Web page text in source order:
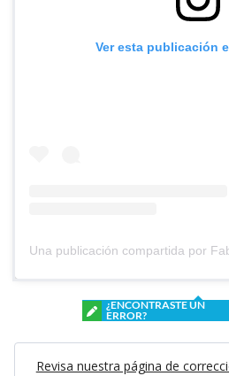
Ver esta publicación
¿ENCONTRASTE UN
ERROR?
Revisa nuestra página de